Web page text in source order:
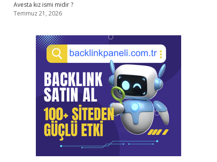
Avesta kız ismi midir ?
Temmuz 21, 2026